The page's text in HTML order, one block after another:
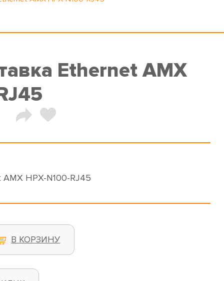
Ethernet AMX
HPX-N100-RJ45
В КОРЗИНУ